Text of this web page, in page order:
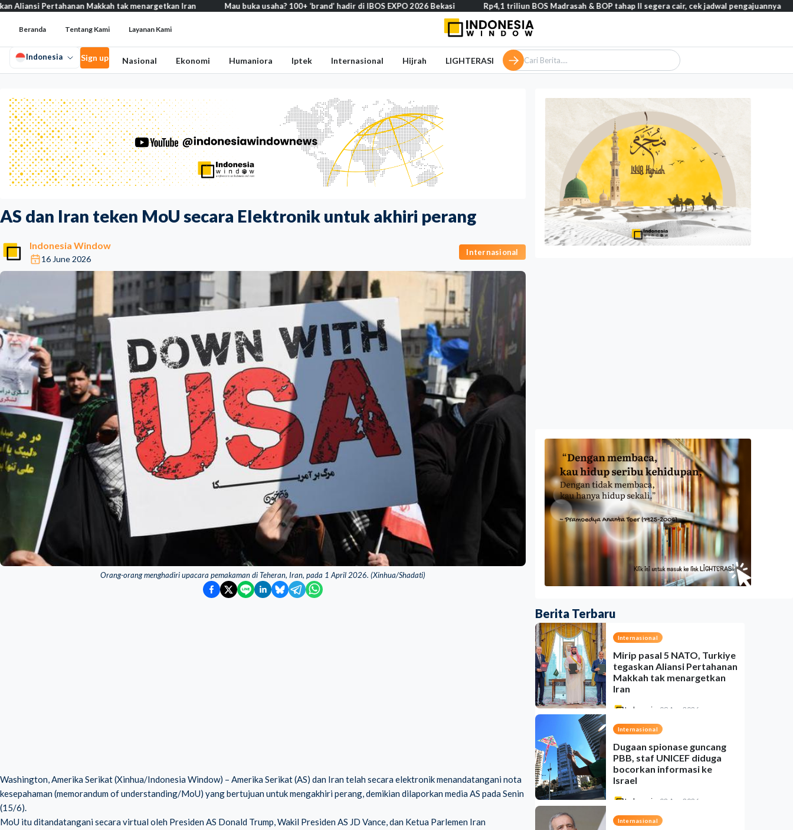
AS dan Iran teken MoU secara Elektronik untuk akhiri perang
Indonesia Window
16 June 2026
Internasional
Orang-orang menghadiri upacara pemakaman di Teheran, Iran, pada 1 April 2026. (Xinhua/Shadati)
Washington, Amerika Serikat (Xinhua/Indonesia Window) – Amerika Serikat (AS) dan Iran telah secara elektronik menandatangani nota
kesepahaman (memorandum of understanding/MoU) yang bertujuan untuk mengakhiri perang, demikian dilaporkan media AS pada Senin
(15/6).
MoU itu ditandatangani secara virtual oleh Presiden AS Donald Trump, Wakil Presiden AS JD Vance, dan Ketua Parlemen Iran
Berita Terbaru
Internasional
Mirip pasal 5 NATO, Turkiye
tegaskan Aliansi Pertahanan
Makkah tak menargetkan
Iran
Indonesia 09 Aug 2026
Internasional
Dugaan spionase guncang
PBB, staf UNICEF diduga
bocorkan informasi ke
Israel
Indonesia 08 Aug 2026
Internasional
Makkah tak menargetkan Iran Mau buka usaha? 100+ ‘brand’ hadir di IBOS EXPO 2026 Bekasi Rp4,1 triliun BOS Madrasah & BOP tahap II segera cair, cek jadwal pengajuannya
Beranda Tentang Kami Layanan Kami
Indonesia Sign up Nasional Ekonomi Humaniora Iptek Internasional Hijrah LIGHTERASI